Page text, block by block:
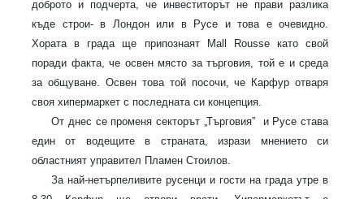
доброто и подчерта, че инвеститорът не прави разлика
къде строи- в Лондон или в Русе и това е очевидно.
Хората в града ще припознаят Mall Rousseкато свой
поради факта, че освен място за търговия, той е и среда
за общуване. Освен това той посочи, че Карфур отваря
своя хипермаркет с последната си концепция.
От днес се променя секторът „Търговия”
и Русе става
един от водещите в страната, изрази мнението си
областният управител Пламен Стоилов.
За най-нетърпеливите русенци и гости на града утре в